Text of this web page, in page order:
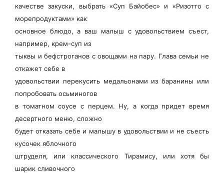
качестве закуски, выбрать «Суп Байобес» и «Ризотто с
морепродуктами» как
основное блюдо, а ваш малыш с удовольствием съест,
например, крем-суп из
тыквы и бефстроганов с овощами на пару. Глава семьи не
откажет себе в
удовольствии перекусить медальонами из баранины или
попробовать осьминогов
в томатном соусе с перцем. Ну, а когда придет время
десертного меню, сложно
будет отказать себе и малышу в удовольствии и не съесть
кусочек яблочного
штруделя, или классического Тирамису, или хотя бы
шарик сливочного